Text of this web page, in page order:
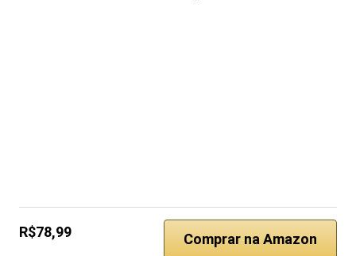
R$78,99 Comprar na Amazon